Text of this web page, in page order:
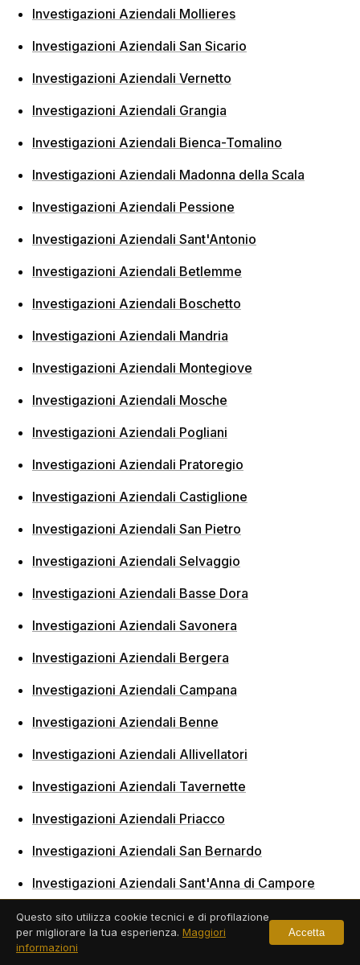
Investigazioni Aziendali Mollieres
Investigazioni Aziendali San Sicario
Investigazioni Aziendali Vernetto
Investigazioni Aziendali Grangia
Investigazioni Aziendali Bienca-Tomalino
Investigazioni Aziendali Madonna della Scala
Investigazioni Aziendali Pessione
Investigazioni Aziendali Sant'Antonio
Investigazioni Aziendali Betlemme
Investigazioni Aziendali Boschetto
Investigazioni Aziendali Mandria
Investigazioni Aziendali Montegiove
Investigazioni Aziendali Mosche
Investigazioni Aziendali Pogliani
Investigazioni Aziendali Pratoregio
Investigazioni Aziendali Castiglione
Investigazioni Aziendali San Pietro
Investigazioni Aziendali Selvaggio
Investigazioni Aziendali Basse Dora
Investigazioni Aziendali Savonera
Investigazioni Aziendali Bergera
Investigazioni Aziendali Campana
Investigazioni Aziendali Benne
Investigazioni Aziendali Allivellatori
Investigazioni Aziendali Tavernette
Investigazioni Aziendali Priacco
Investigazioni Aziendali San Bernardo
Investigazioni Aziendali Sant'Anna di Campore
Investigazioni Aziendali Morliere
Investigazioni Aziendali Mentoulles
Questo sito utilizza cookie tecnici e di profilazione
per migliorare la tua esperienza. Maggiori
informazioni
Accetta